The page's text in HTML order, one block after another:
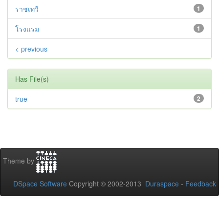
1
ราชเทวี
1
โรงแรม
< previous
Has File(s)
2
true
Theme by
DSpace Software Copyright © 2002-2013 Duraspace - Feedback